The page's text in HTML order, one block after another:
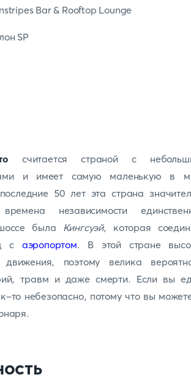
Bar & Rooftop Lounge
SP
считается страной с
и имеет самую маленькую в
50 лет эта страна
независимости
была Кингсуэй, которая
с аэропортом. В этой стране
поэтому велика
травм и даже смерти. Если вы
то небезопасно, потому что вы